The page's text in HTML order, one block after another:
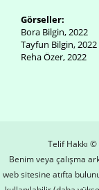
Görseller:
Bora Bilgin, 2022
Tayfun Bilgin, 2022
Reha Özer, 2022
Telif Hakkı
Benim veya çalışma
web sitesine atıfta